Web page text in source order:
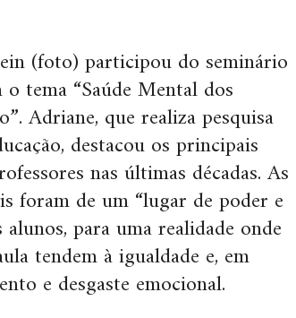
(foto) participou do seminário
tema “Saúde Mental dos
Adriane, que realiza pesquisa
destacou os principais
nas últimas décadas. As
foram de um “lugar de poder e
para uma realidade onde
tendem à igualdade e, em
e desgaste emocional.